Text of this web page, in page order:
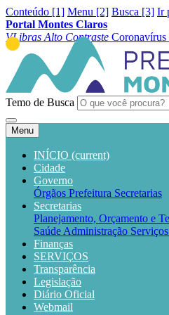
Conteúdo [1] Menu [2] Busca [3] Ir
Portal Montes Claros
VLibras Alto Contraste
Temo de Busca
Menu
INÍCIO (current)
Cidade
Governo
Órgãos Prefeitura Secretarias
Secretarias
Planejamento, Orçamento e
Saúde Administração
Finanças
SERVIÇOS
Transparência
Legislação
Diário Oficial
Webmail